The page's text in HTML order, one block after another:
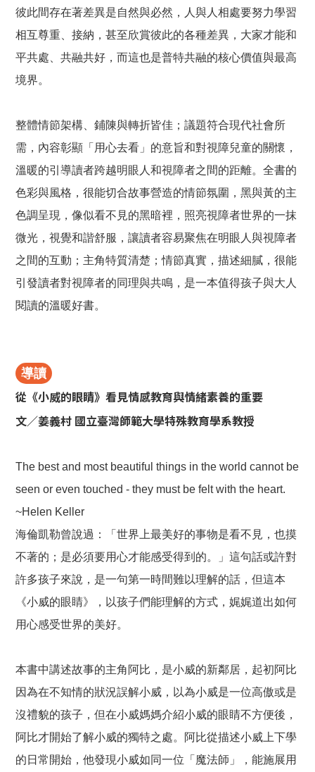
彼此間存在著差異是自然與必然，人與人相處要努力學習
相互尊重、接納，甚至欣賞彼此的各種差異，大家才能和
平共處、共融共好，而這也是普特共融的核心價值與最高
境界。
整體情節架構、鋪陳與轉折皆佳；議題符合現代社會所
需，內容彰顯「用心去看」的意旨和對視障兒童的關懷，
溫暖的引導讀者跨越明眼人和視障者之間的距離。全書的
色彩與風格，很能切合故事營造的情節氛圍，黑與黃的主
色調呈現，像似看不見的黑暗裡，照亮視障者世界的一抹
微光，視覺和諧舒服，讓讀者容易聚焦在明眼人與視障者
之間的互動；主角特質清楚；情節真實，描述細膩，很能
引發讀者對視障者的同理與共鳴，是一本值得孩子與大人
閱讀的溫暖好書。
導讀
從《小威的眼睛》看見情感教育與情緒素養的重要
文／姜義村 國立臺灣師範大學特殊教育學系教授
The best and most beautiful things in the world cannot be
seen or even touched - they must be felt with the heart.
~Helen Keller
海倫凱勒曾說過：「世界上最美好的事物是看不見，也摸
不著的；是必須要用心才能感受得到的。」這句話或許對
許多孩子來說，是一句第一時間難以理解的話，但這本
《小威的眼睛》，以孩子們能理解的方式，娓娓道出如何
用心感受世界的美好。
本書中講述故事的主角阿比，是小威的新鄰居，起初阿比
因為在不知情的狀況誤解小威，以為小威是一位高傲或是
沒禮貌的孩子，但在小威媽媽介紹小威的眼睛不方便後，
阿比才開始了解小威的獨特之處。阿比從描述小威上下學
的日常開始，他發現小威如同一位「魔法師」，能施展用